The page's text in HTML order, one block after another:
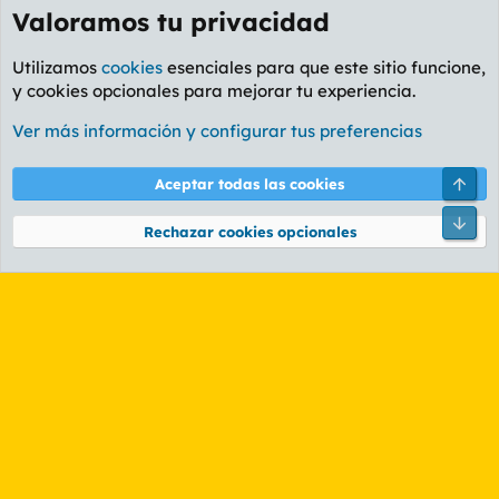
Foro Deportes
Cookies
PL OLDSTYLE AMARILLO
Términos y reglas Política de privacidad Ayuda
Community platform by XenForo® © 2010-2026 XenForo Ltd.
Valoramos tu privacidad
Utilizamos cookies esenciales para que este sitio funcione,
y cookies opcionales para mejorar tu experiencia.
Ver más información y configurar tus preferencias
Aceptar todas las cookies
Rechazar cookies opcionales
Pie